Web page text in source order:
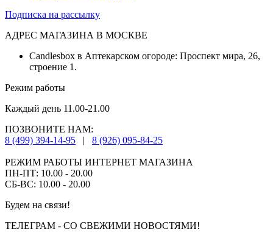
Подписка на рассылку
АДРЕС МАГАЗИНА В МОСКВЕ
Candlesbox в Аптекарском огороде: Проспект мира, 26,
строение 1.
Режим работы
Каждый день 11.00-21.00
ПОЗВОНИТЕ НАМ:
8 (499) 394-14-95
| 8 (926) 095-84-25
РЕЖИМ РАБОТЫ ИНТЕРНЕТ МАГАЗИНА
ПН-ПТ: 10.00 - 20.00
СБ-ВС: 10.00 - 20.00
Будем на связи!
ТЕЛЕГРАМ - СО СВЕЖИМИ НОВОСТЯМИ!